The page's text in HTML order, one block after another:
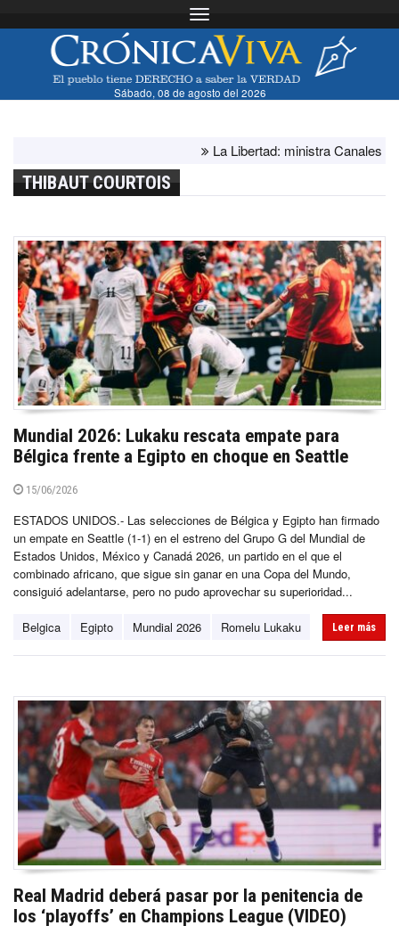
Toggle navigation
Sábado, 08 de agosto del 2026
La Libertad: ministra Canales
THIBAUT COURTOIS
Mundial 2026: Lukaku rescata empate para
Bélgica frente a Egipto en choque en Seattle
15/06/2026
ESTADOS UNIDOS.- Las selecciones de Bélgica y Egipto han firmado
un empate en Seattle (1-1) en el estreno del Grupo G del Mundial de
Estados Unidos, México y Canadá 2026, un partido en el que el
combinado africano, que sigue sin ganar en una Copa del Mundo,
consiguió adelantarse, pero no pudo aprovechar su superioridad...
Belgica Egipto Mundial 2026 Romelu Lukaku Leer más
Real Madrid deberá pasar por la penitencia de
los ‘playoffs’ en Champions League (VIDEO)